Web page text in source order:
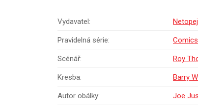
Vydavatel:
Pravidelná série:
Scénář: Roy
Kresba: Barry
Autor obálky: Joe